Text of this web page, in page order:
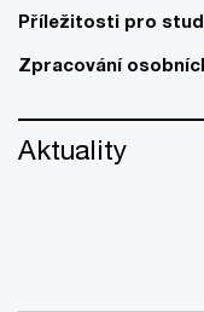
Příležitosti pro
Zpracování
Aktuality